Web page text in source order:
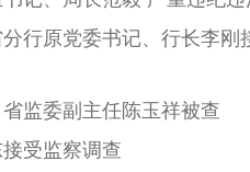
行原党委书记、行长李刚
监委副主任陈玉祥被查
受监察调查